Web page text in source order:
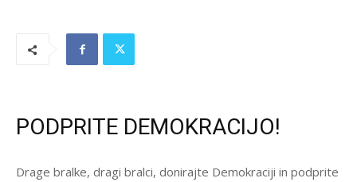
PODPRITE DEMOKRACIJO!
Drage bralke, dragi bralci, donirajte Demokraciji in podprite